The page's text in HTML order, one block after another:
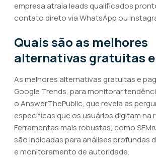
empresa atraia leads qualificados
contato direto via WhatsApp ou
Quais são as melhores
alternativas gratuitas e
As melhores alternativas gratuitas e
Google Trends, para monitorar
o AnswerThePublic, que revela as
específicas que os usuários digitam na
Ferramentas mais robustas, como
são indicadas para análises profundas
e monitoramento de autoridade.